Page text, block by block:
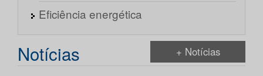
Eficiência energética
Notícias + Notícias